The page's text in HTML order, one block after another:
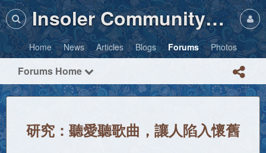
Insoler Community・Photos
Home News Articles Blogs Forums Photos
Forums Home
研究：聽愛聽歌曲，讓人陷入懷舊